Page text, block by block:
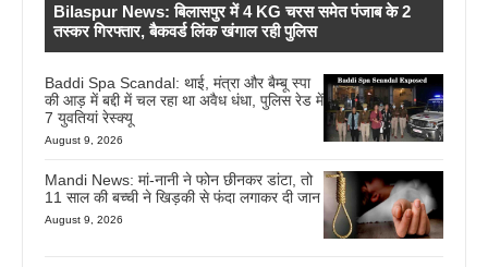
Bilaspur News: बिलासपुर में 4 KG चरस समेत पंजाब के 2
तस्कर गिरफ्तार, बैकवर्ड लिंक खंगाल रही पुलिस
Baddi Spa Scandal: थाई, मंत्रा और बैम्बू स्पा
की आड़ में बद्दी में चल रहा था अवैध धंधा, पुलिस रेड में
7 युवतियां रेस्क्यू
August 9, 2026
Mandi News: मां-नानी ने फोन छीनकर डांटा, तो
11 साल की बच्ची ने खिड़की से फंदा लगाकर दी जान
August 9, 2026